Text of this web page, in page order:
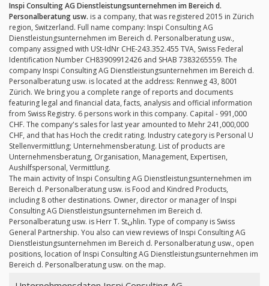
Inspi Consulting AG Dienstleistungsunternehmen im Bereich d.
Personalberatung usw. is a company, that was registered 2015 in Zürich
region, Switzerland. Full name company: Inspi Consulting AG
Dienstleistungsunternehmen im Bereich d. Personalberatung usw.,
company assigned with USt-IdNr CHE-243.352.455 TVA, Swiss Federal
Identification Number CH83909912426 and SHAB 7383265559. The
company Inspi Consulting AG Dienstleistungsunternehmen im Bereich d.
Personalberatung usw. is located at the address: Rennweg 43, 8001
Zürich. We bring you a complete range of reports and documents
featuring legal and financial data, facts, analysis and official information
from Swiss Registry. 6 persons work in this company. Capital - 991,000
CHF. The company's sales for last year amounted to Mehr 241,000,000
CHF, and that has Hoch the credit rating. Industry category is Personal U
Stellenvermittlung; Unternehmensberatung. List of products are
Unternehmensberatung, Organisation, Management, Expertisen,
Aushilfspersonal, Vermittlung.
The main activity of Inspi Consulting AG Dienstleistungsunternehmen im
Bereich d. Personalberatung usw. is Food and Kindred Products,
including 8 other destinations. Owner, director or manager of Inspi
Consulting AG Dienstleistungsunternehmen im Bereich d.
Personalberatung usw. is Herr T. Stنhlin. Type of company is Swiss
General Partnership. You also can view reviews of Inspi Consulting AG
Dienstleistungsunternehmen im Bereich d. Personalberatung usw., open
positions, location of Inspi Consulting AG Dienstleistungsunternehmen im
Bereich d. Personalberatung usw. on the map.